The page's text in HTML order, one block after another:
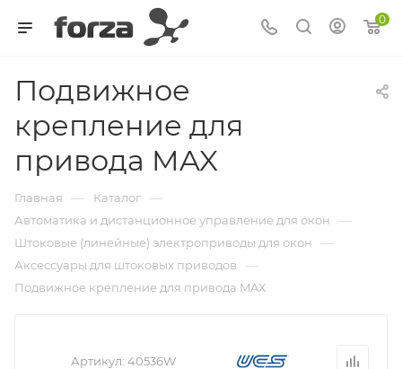
0
Подвижное
крепление для
привода MAX
Главная — Каталог —
Автоматика и дистанционное управление для окон —
Штоковые (линейные) электроприводы для окон —
Аксессуары для штоковых приводов —
Подвижное крепление для привода MAX
Артикул: 40536W